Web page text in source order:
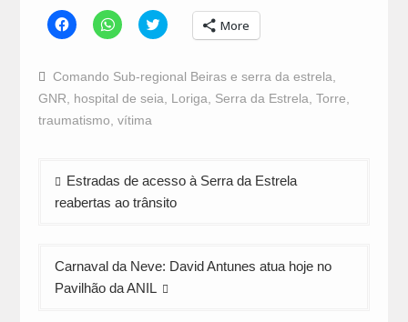
Click
to
Facebook
(Opens
in
new
window)
Click
to
WhatsApp
(Opens
in
new
window)
Click
to
Twitter
(Opens
new
More
Comando Sub-regional Beiras e serra da estrela
GNR
hospital de seia Loriga Serra da Estrela Torre
traumatismo vítima
Navegação
de
Estradas de acesso à Serra da Estrela
reabertas ao trânsito
Carnaval da Neve: David Antunes atua hoje no
Pavilhão da ANIL